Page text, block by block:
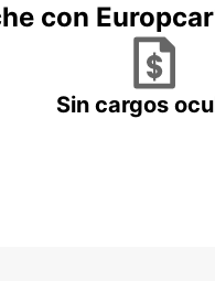
con
Sin cargos